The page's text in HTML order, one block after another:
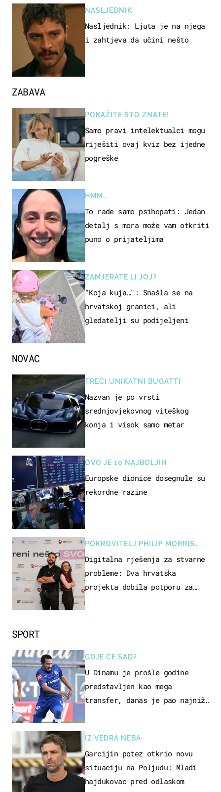
ZABAVA
POKAŽITE ŠTO ZNATE!
Samo pravi intelektualci mogu
riješiti ovaj kviz bez ijedne
pogreške
HMM…
To rade samo psihopati: Jedan
detalj s mora može vam otkriti
puno o prijateljima
ZAMJERATE LI JOJ?
"Koja kuja…": Snašla se na
hrvatskoj granici, ali
gledatelji su podijeljeni
SPORT
GDJE ĆE SAD?
U Dinamu je prošle godine
predstavljen kao mega
transfer, danas je pao najniže
IZ VEDRA NEBA
Garcijin potez otkrio novu
situaciju na Poljudu: Mladi
hajdukovac pred odlaskom
NASLJEDNIK
Nasljednik: Ljuta je na njega
i zahtjeva da učini nešto
NOVAC
TREĆI UNIKATNI BUGATTI
Nazvan je po vrsti
srednjovjekovnog viteškog
konja i visok samo metar
OVO JE 10 NAJBOLJIH
Europske dionice dosegnule su
rekordne razine
POKROVITELJ PHILIP MORRIS
ZAGREB
Digitalna rješenja za stvarne
probleme: Dva hrvatska
projekta dobila potporu za